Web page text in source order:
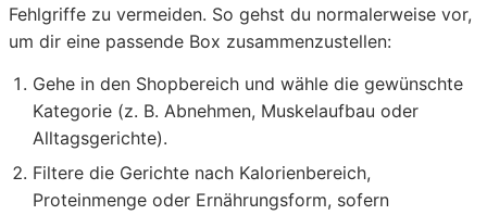
Fehlgriffe zu vermeiden. So gehst du normalerweise vor,
um dir eine passende Box zusammenzustellen:
Gehe in den Shopbereich und wähle die gewünschte
Kategorie (z. B. Abnehmen, Muskelaufbau oder
Alltagsgerichte).
Filtere die Gerichte nach Kalorienbereich,
Proteinmenge oder Ernährungsform, sofern